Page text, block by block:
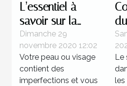
L’essentiel à
savoir sur la
chirurgie
esthétique Tunisie
Dimanche 29
novembre 2020 12:02
Votre peau ou visage
contient des
imperfections et vous
Le
les